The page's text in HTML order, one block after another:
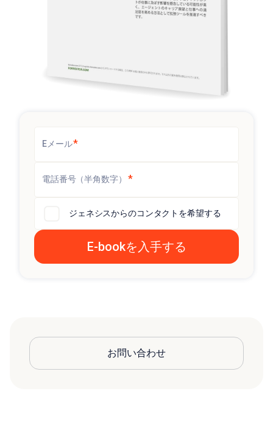
Eメール*
電話番号（半角数字） *
ジェネシスからのコンタクトを希望する
お問い合わせ